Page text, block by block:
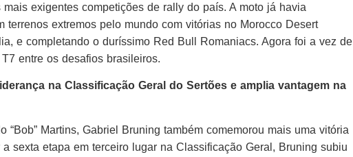
exigentes competições de rally do país. A moto já havia
terrenos extremos pelo mundo com vitórias no Morocco Desert
e completando o duríssimo Red Bull Romaniacs. Agora foi a vez de
entre os desafios brasileiros.
na Classificação Geral do Sertões e amplia vantagem na
“Bob” Martins, Gabriel Bruning também comemorou mais uma vitória
sexta etapa em terceiro lugar na Classificação Geral, Bruning subiu